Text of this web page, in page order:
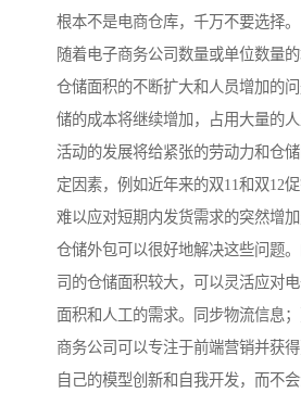
根本不是电商仓库，千万不要选择。
随着电子商务公司数量或单位数量
仓储面积的不断扩大和人员增加的
储的成本将继续增加，占用大量的
活动的发展将给紧张的劳动力和仓
定因素，例如近年来的双11和双12
难以应对短期内发货需求的突然增
仓储外包可以很好地解决这些问题
司的仓储面积较大，可以灵活应对
面积和人工的需求。同步物流信息
商务公司可以专注于前端营销并获
自己的模型创新和自我开发，而不